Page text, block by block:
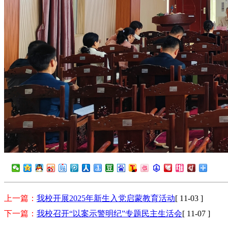
上一篇： 我校开展2025年新生入党启蒙教育活动[ 11-03 ]
下一篇： 我校召开“以案示警明纪”专题民主生活会[ 11-07 ]